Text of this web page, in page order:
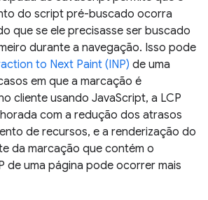
do script pré-buscado ocorra
que se ele precisasse ser buscado
durante a navegação. Isso pode
to Next Paint (INP) de uma
em que a marcação é
cliente usando JavaScript, a LCP
com a redução dos atrasos
de recursos, e a renderização do
da marcação que contém o
de uma página pode ocorrer mais